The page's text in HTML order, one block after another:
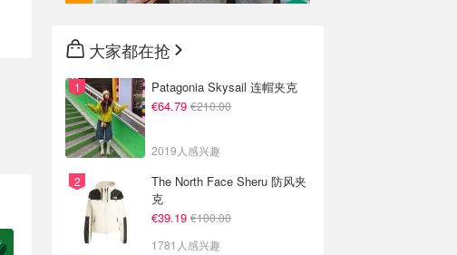
大家都在抢
Patagonia Skysail 连帽夹克
€64.79 €210.00
2019人感兴趣
The North Face Sheru 防风夹
克
€39.19 €100.00
1781人感兴趣